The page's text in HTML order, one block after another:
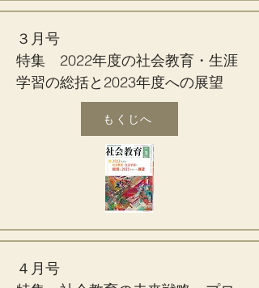
３月号
特集 2022年度の社会教育・生涯
学習の総括と2023年度への展望
もくじへ
４月号